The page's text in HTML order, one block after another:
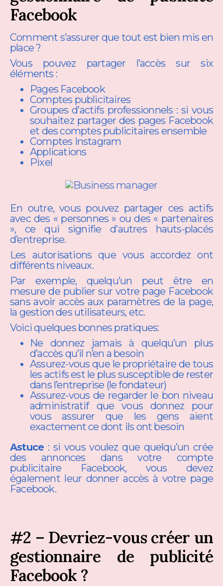
Facebook
Comment s’assurer que tout est bien mis en
place ?
Vous pouvez partager l’accès sur six
éléments :
Pages Facebook
Comptes publicitaires
Groupes d’actifs professionnels : si vous
souhaitez partager des pages Facebook
et des comptes publicitaires ensemble
Comptes Instagram
Applications
Pixel
En outre, vous pouvez partager ces actifs
avec des « personnes » ou des « partenaires
», ce qui signifie d’autres hauts-placés
d’entreprise.
Les autorisations que vous accordez ont
différents niveaux.
Par exemple, quelqu’un peut être en
mesure de publier sur votre page Facebook
sans avoir accès aux paramètres de la page,
la gestion des utilisateurs, etc.
Voici quelques bonnes pratiques:
Ne donnez jamais à quelqu’un plus
d’accès qu’il n’en a besoin
Assurez-vous que le propriétaire de tous
les actifs est le plus susceptible de rester
dans l’entreprise (le fondateur)
Assurez-vous de regarder le bon niveau
administratif que vous donnez pour
vous assurer que les gens aient
exactement ce dont ils ont besoin
Astuce️: si vous voulez que quelqu’un crée
des annonces dans votre compte
publicitaire Facebook, vous devez
également leur donner accès à votre page
Facebook.
#2 – Devriez-vous créer un
gestionnaire de publicité
Facebook ?